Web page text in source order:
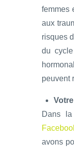
femmes
aux
risques
du
peuvent
Dans
avons